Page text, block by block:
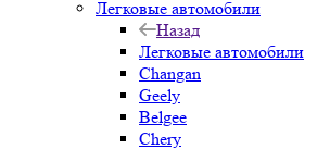
Легковые автомобили
Назад
Легковые автомобили
Changan
Geely
Belgee
Chery